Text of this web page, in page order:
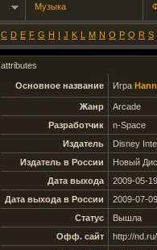
Музыка
C D E F G H I J K L M N O P Q R S
attributes
Основное название Игра
Жанр
Arcade
Разработчик
n-Space
Издатель
Disney
Издатель в России
Новый
Дата выхода
2009-05-19
Дата выхода в России
2009-07-09
Статус
Вышла
Офф. сайт
http://